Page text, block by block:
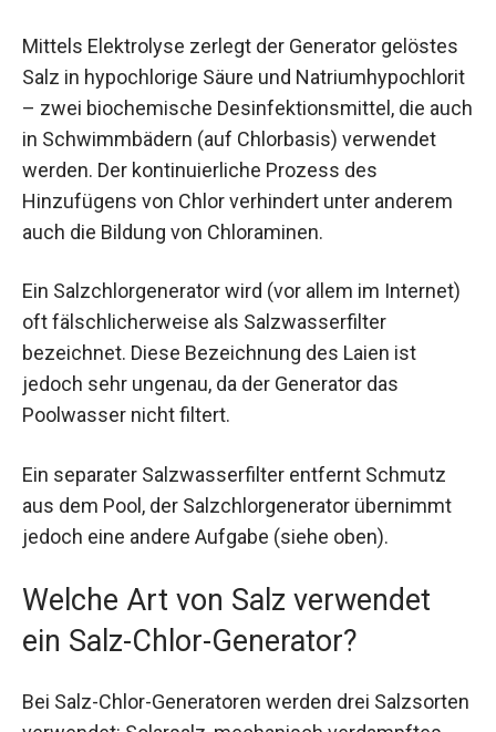
Mittels Elektrolyse zerlegt der Generator gelöstes
Salz in hypochlorige Säure und Natriumhypochlorit
– zwei biochemische Desinfektionsmittel, die auch
in Schwimmbädern (auf Chlorbasis) verwendet
werden. Der kontinuierliche Prozess des
Hinzufügens von Chlor verhindert unter anderem
auch die Bildung von Chloraminen.
Ein Salzchlorgenerator wird (vor allem im Internet)
oft fälschlicherweise als Salzwasserfilter
bezeichnet. Diese Bezeichnung des Laien ist
jedoch sehr ungenau, da der Generator das
Poolwasser nicht filtert.
Ein separater Salzwasserfilter entfernt Schmutz
aus dem Pool, der Salzchlorgenerator übernimmt
jedoch eine andere Aufgabe (siehe oben).
Welche Art von Salz verwendet
ein Salz-Chlor-Generator?
Bei Salz-Chlor-Generatoren werden drei Salzsorten